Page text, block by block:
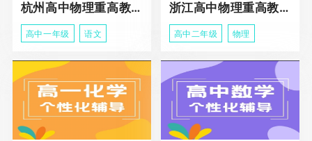
杭州高中物理重高教育春季班
高中一年级 语文
浙江高中物理重高教育春季班
高中二年级 物理